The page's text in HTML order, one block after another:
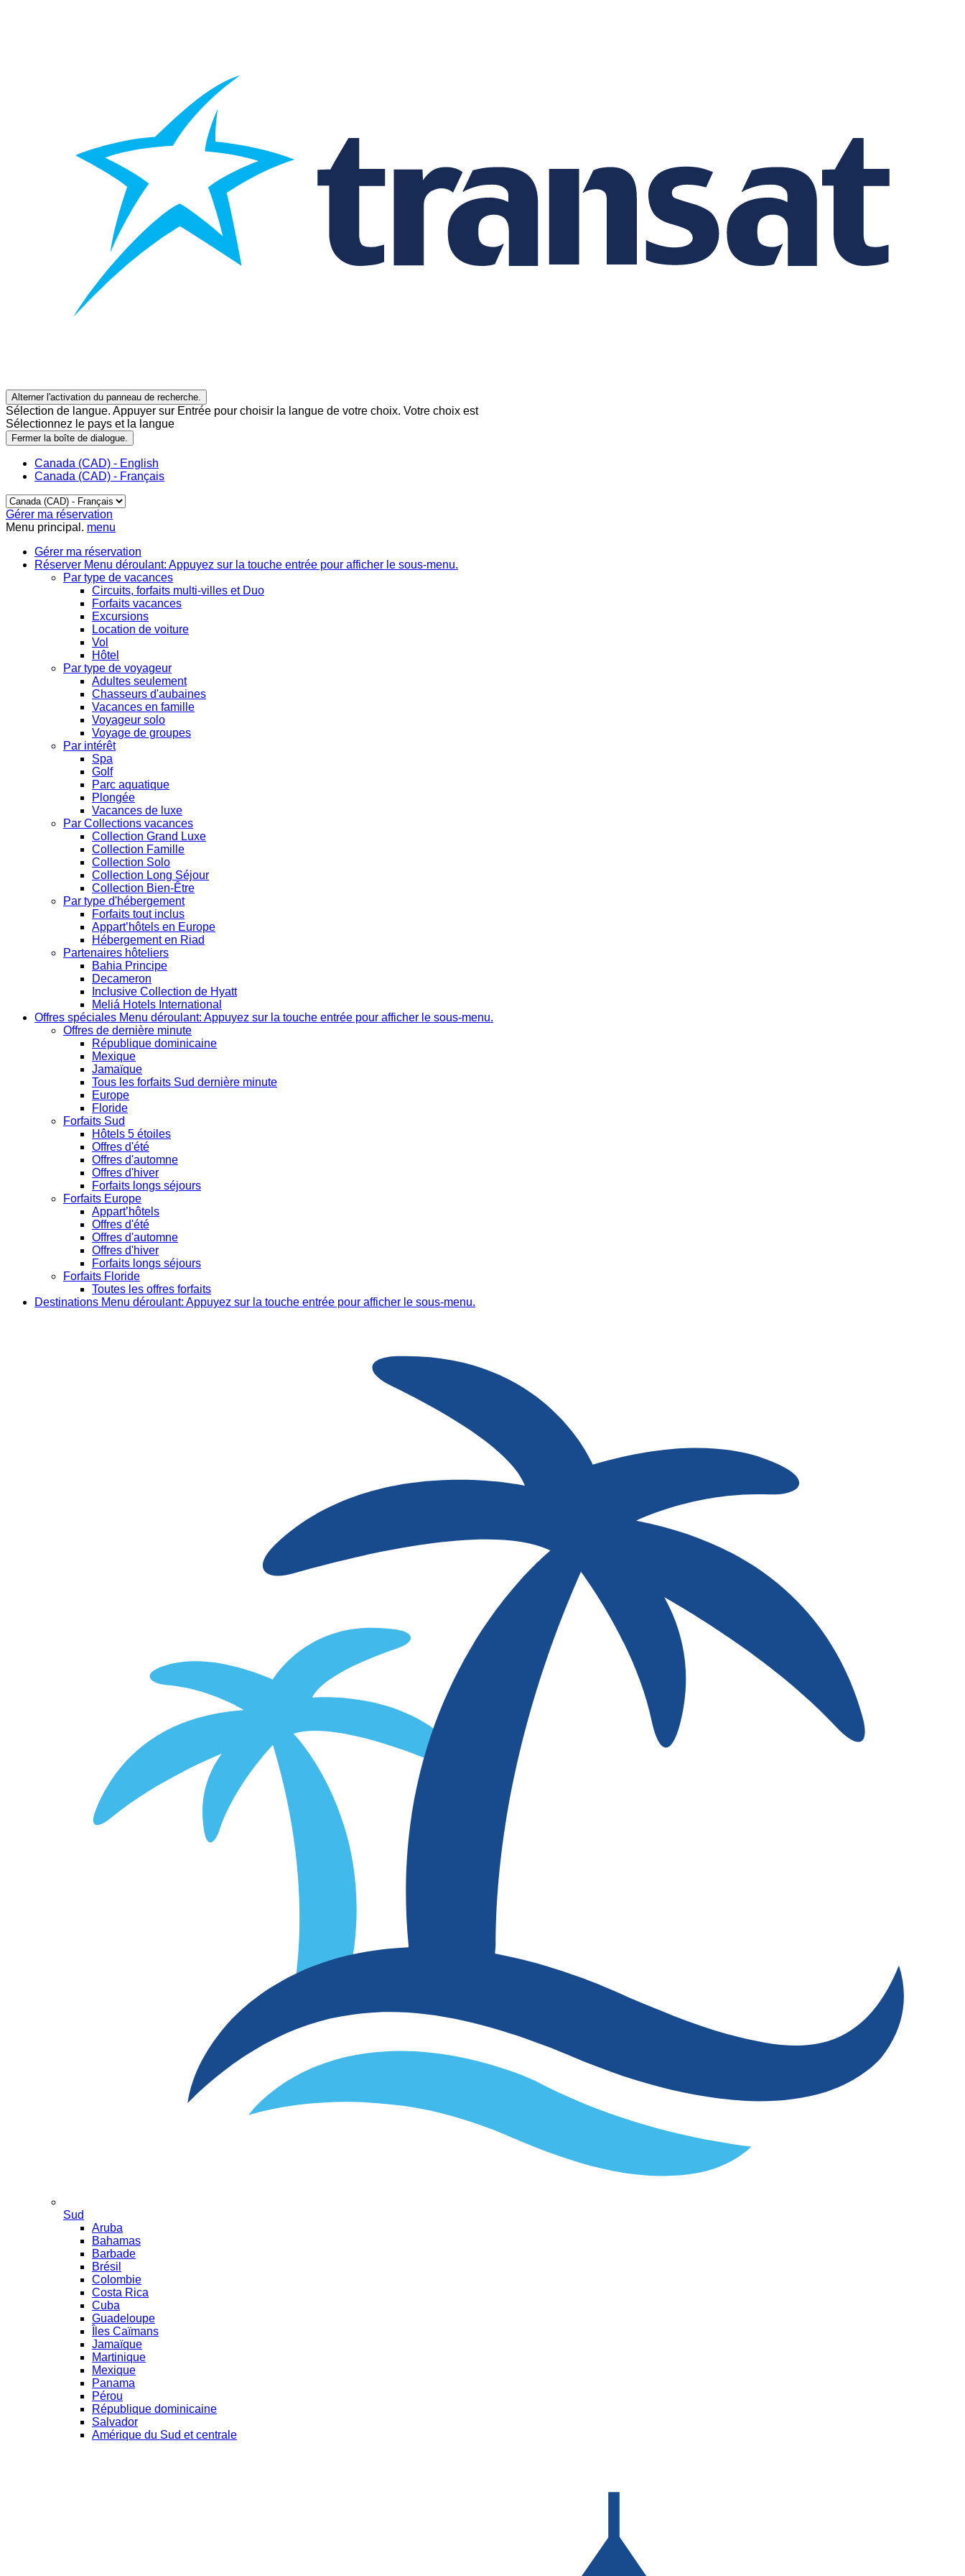
Alterner l'activation du panneau de recherche.
Sélection de langue. Appuyer sur Entrée pour choisir la langue de votre choix. Votre choix est
Sélectionnez le pays et la langue
Fermer la boîte de dialogue.
Canada (CAD) - English
Canada (CAD) - Français
Gérer ma réservation
Menu principal. menu
Gérer ma réservation
Réserver Menu déroulant: Appuyez sur la touche entrée pour afficher le sous-menu.
Par type de vacances
Circuits, forfaits multi-villes et Duo
Forfaits vacances
Excursions
Location de voiture
Vol
Hôtel
Par type de voyageur
Adultes seulement
Chasseurs d'aubaines
Vacances en famille
Voyageur solo
Voyage de groupes
Par intérêt
Spa
Golf
Parc aquatique
Plongée
Vacances de luxe
Par Collections vacances
Collection Grand Luxe
Collection Famille
Collection Solo
Collection Long Séjour
Collection Bien-Être
Par type d'hébergement
Forfaits tout inclus
Appart’hôtels en Europe
Hébergement en Riad
Partenaires hôteliers
Bahia Principe
Decameron
Inclusive Collection de Hyatt
Meliá Hotels International
Offres spéciales Menu déroulant: Appuyez sur la touche entrée pour afficher le sous-menu.
Offres de dernière minute
République dominicaine
Mexique
Jamaïque
Tous les forfaits Sud dernière minute
Europe
Floride
Forfaits Sud
Hôtels 5 étoiles
Offres d'été
Offres d'automne
Offres d'hiver
Forfaits longs séjours
Forfaits Europe
Appart’hôtels
Offres d'été
Offres d'automne
Offres d'hiver
Forfaits longs séjours
Forfaits Floride
Toutes les offres forfaits
Destinations Menu déroulant: Appuyez sur la touche entrée pour afficher le sous-menu.
Sud
Aruba
Bahamas
Barbade
Brésil
Colombie
Costa Rica
Cuba
Guadeloupe
Îles Caïmans
Jamaïque
Martinique
Mexique
Panama
Pérou
République dominicaine
Salvador
Amérique du Sud et centrale